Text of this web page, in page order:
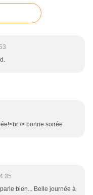
/> bonne soirée
bien... Belle journée à